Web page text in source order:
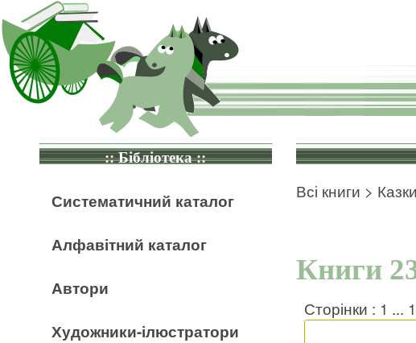
:: Бібліотека ::
Систематичний каталог
Алфавітний каталог
Автори
Художники-ілюстратори
Всі книги > Казки
Книги
Сторінки : 1 ...